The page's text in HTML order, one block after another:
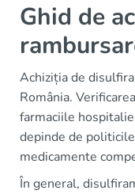
Ghid de
Achiziția de
România.
farmaciile
depinde de
medicamente
În general,